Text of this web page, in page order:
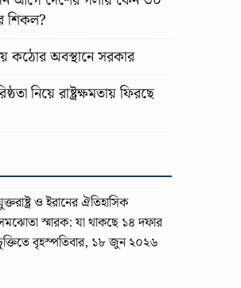
শিকল?
কঠোর অবস্থানে সরকার
নিয়ে রাষ্ট্রক্ষমতায় ফিরছে
ও ইরানের ঐতিহাসিক
স্মারক: যা থাকছে ১৪ দফার
বৃহস্পতিবার, ১৮ জুন ২০২৬